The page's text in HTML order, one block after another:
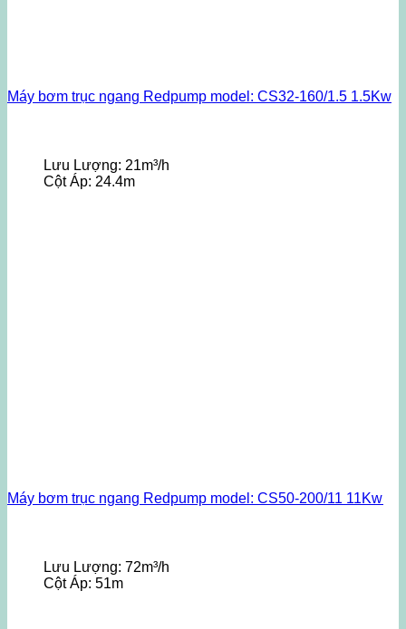
Máy bơm trục ngang Redpump model: CS32-160/1.5 1.5Kw
Lưu Lượng: 21m³/h
Cột Áp: 24.4m
Máy bơm trục ngang Redpump model: CS50-200/11 11Kw
Lưu Lượng: 72m³/h
Cột Áp: 51m